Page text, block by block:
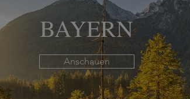
BAYERN
Anschauen